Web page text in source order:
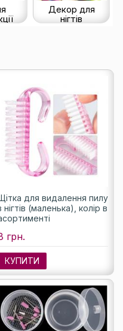
Декор для
нігтів
для видалення пилу
нігтів (маленька), колір в
грн.
КУПИТИ